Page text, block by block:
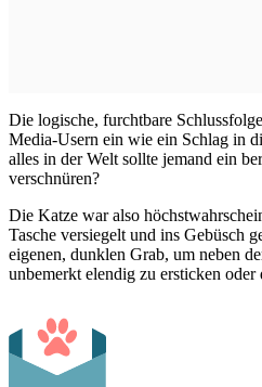
Die logische, furchtbare
Media-Usern ein wie ein Schlag in
alles in der Welt sollte jemand ein
verschnüren?
Die Katze war also
Tasche versiegelt und ins Gebüsch
eigenen, dunklen Grab, um neben
unbemerkt elendig zu ersticken